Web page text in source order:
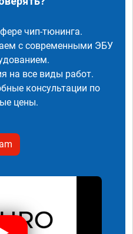
чип-тюнинга.
с современными ЭБУ
на все виды работ.
консультации по
цены.